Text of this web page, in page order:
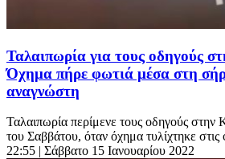
Ταλαιπωρία για τους οδηγούς
Όχημα πήρε φωτιά μέσα στη
αναγνώστη
Ταλαιπωρία περίμενε τους οδηγούς στην
του Σαββάτου, όταν όχημα τυλίχτηκε
22:55 | Σάββατο 15 Ιανουαρίου 2022